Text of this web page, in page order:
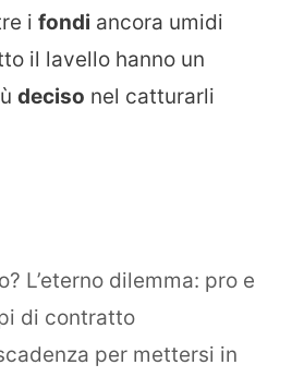
i fondi ancora umidi
il lavello hanno un
deciso nel catturarli
L’eterno dilemma: pro e
di contratto
per mettersi in